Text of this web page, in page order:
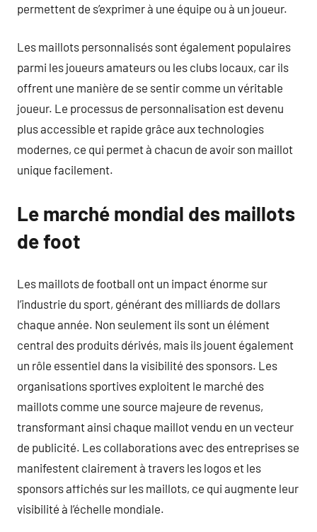
permettent de s’exprimer à une équipe ou à un joueur.
Les maillots personnalisés sont également populaires
parmi les joueurs amateurs ou les clubs locaux, car ils
offrent une manière de se sentir comme un véritable
joueur. Le processus de personnalisation est devenu
plus accessible et rapide grâce aux technologies
modernes, ce qui permet à chacun de avoir son maillot
unique facilement.
Le marché mondial des maillots
de foot
Les maillots de football ont un impact énorme sur
l’industrie du sport, générant des milliards de dollars
chaque année. Non seulement ils sont un élément
central des produits dérivés, mais ils jouent également
un rôle essentiel dans la visibilité des sponsors. Les
organisations sportives exploitent le marché des
maillots comme une source majeure de revenus,
transformant ainsi chaque maillot vendu en un vecteur
de publicité. Les collaborations avec des entreprises se
manifestent clairement à travers les logos et les
sponsors affichés sur les maillots, ce qui augmente leur
visibilité à l’échelle mondiale.